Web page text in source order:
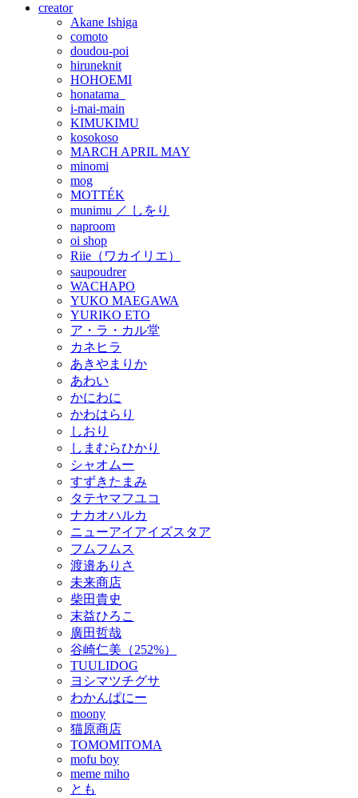
creator
Akane Ishiga
comoto
doudou-poi
hiruneknit
HOHOEMI
honatama_
i-mai-main
KIMUKIMU
kosokoso
MARCH APRIL MAY
minomi
mog
MOTTÉK
munimu ／ しをり
naproom
oi shop
Riie（ワカイリエ）
saupoudrer
WACHAPO
YUKO MAEGAWA
YURIKO ETO
ア・ラ・カル堂
カネヒラ
あきやまりか
あわい
かにわに
かわはらり
しおり
しまむらひかり
シャオムー
すずきたまみ
タテヤマフユコ
ナカオハルカ
ニューアイアイズスタア
フムフムス
渡邉ありさ
未来商店
柴田貴史
末益ひろこ
廣田哲哉
谷崎仁美（252%）
TUULIDOG
ヨシマツチグサ
わかんぱにー
moony
猫原商店
TOMOMITOMA
mofu boy
meme miho
とも